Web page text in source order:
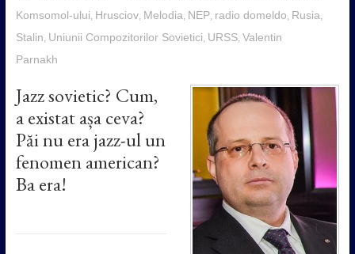
Komsomol-ului Hrusciov, Melodia NEP, radio domeldo Rusia
Stalin Uniunii Compozitorilor Sovietici URSS, Valentin
Parnakh
Jazz sovietic? Cum,
a existat așa ceva?
Păi nu era jazz-ul un
fenomen american?
Ba era!